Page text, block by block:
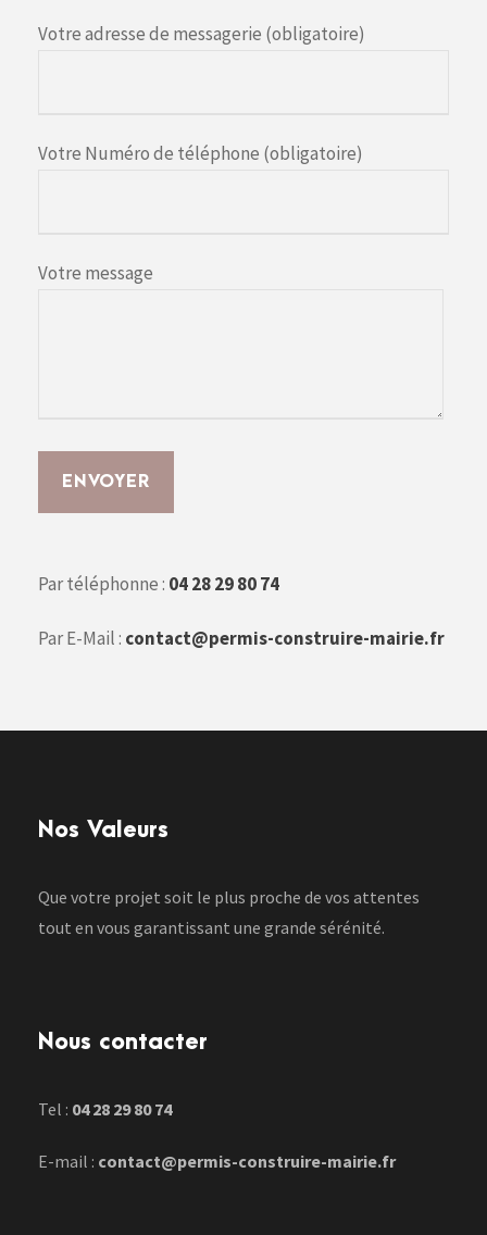
Votre adresse de messagerie (obligatoire)
Votre Numéro de téléphone (obligatoire)
Votre message
Par téléphonne : 04 28 29 80 74
Par E-Mail : contact@permis-construire-mairie.fr
Nos Valeurs
Que votre projet soit le plus proche de vos attentes
tout en vous garantissant une grande sérénité.
Nous contacter
Tel : 04 28 29 80 74
E-mail : contact@permis-construire-mairie.fr